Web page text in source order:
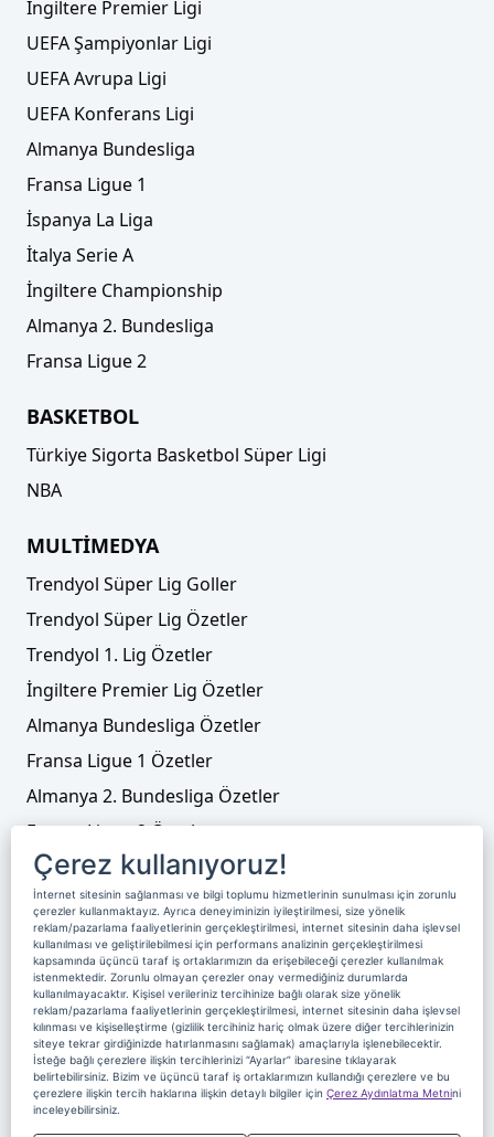
İngiltere Premier Ligi
UEFA Şampiyonlar Ligi
UEFA Avrupa Ligi
UEFA Konferans Ligi
Almanya Bundesliga
Fransa Ligue 1
İspanya La Liga
İtalya Serie A
İngiltere Championship
Almanya 2. Bundesliga
Fransa Ligue 2
BASKETBOL
Türkiye Sigorta Basketbol Süper Ligi
NBA
MULTİMEDYA
Trendyol Süper Lig Goller
Trendyol Süper Lig Özetler
Trendyol 1. Lig Özetler
İngiltere Premier Lig Özetler
Almanya Bundesliga Özetler
Fransa Ligue 1 Özetler
Almanya 2. Bundesliga Özetler
Fransa Ligue 2 Özetler
Tenis
Video Liste
Foto Galeriler
Üyelik Yayın Akışı Reklam
Site Sözleşmesi
Künye ve İletişim
Çerez Politikası
Çerez Yönetimi
Veri Sahibi Başvuru Formu
Nereden İzlerim
Çerez kullanıyoruz!
İnternet sitesinin sağlanması ve bilgi toplumu hizmetlerinin sunulması için zorunlu
çerezler kullanmaktayız. Ayrıca deneyiminizin iyileştirilmesi, size yönelik
reklam/pazarlama faaliyetlerinin gerçekleştirilmesi, internet sitesinin daha işlevsel
kullanılması ve geliştirilebilmesi için performans analizinin gerçekleştirilmesi
kapsamında üçüncü taraf iş ortaklarımızın da erişebileceği çerezler kullanılmak
istenmektedir. Zorunlu olmayan çerezler onay vermediğiniz durumlarda
kullanılmayacaktır. Kişisel verileriniz tercihinize bağlı olarak size yönelik
reklam/pazarlama faaliyetlerinin gerçekleştirilmesi, internet sitesinin daha işlevsel
kılınması ve kişiselleştirme (gizlilik tercihiniz hariç olmak üzere diğer tercihlerinizin
siteye tekrar girdiğinizde hatırlanmasını sağlamak) amaçlarıyla işlenebilecektir.
İsteğe bağlı çerezlere ilişkin tercihlerinizi “Ayarlar” ibaresine tıklayarak
belirtebilirsiniz. Bizim ve üçüncü taraf iş ortaklarımızın kullandığı çerezlere ve bu
çerezlere ilişkin tercih haklarına ilişkin detaylı bilgiler için Çerez Aydınlatma Metnini
inceleyebilirsiniz.